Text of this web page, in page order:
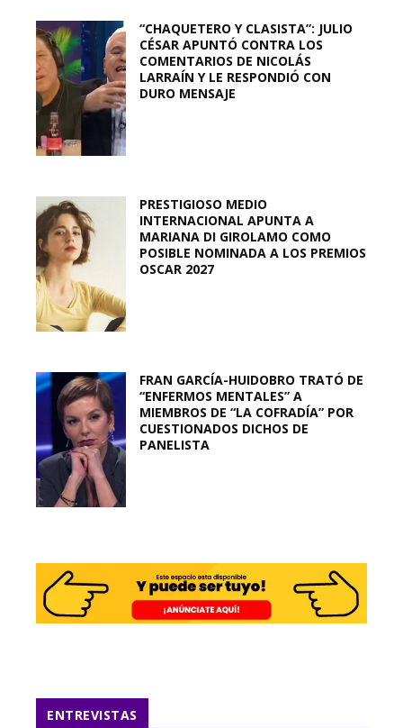
“CHAQUETERO Y CLASISTA”: JULIO
CÉSAR APUNTÓ CONTRA LOS
COMENTARIOS DE NICOLÁS
LARRAÍN Y LE RESPONDIÓ CON
DURO MENSAJE
PRESTIGIOSO MEDIO
INTERNACIONAL APUNTA A
MARIANA DI GIROLAMO COMO
POSIBLE NOMINADA A LOS PREMIOS
OSCAR 2027
FRAN GARCÍA-HUIDOBRO TRATÓ DE
“ENFERMOS MENTALES” A
MIEMBROS DE “LA COFRADÍA” POR
CUESTIONADOS DICHOS DE
PANELISTA
ENTREVISTAS